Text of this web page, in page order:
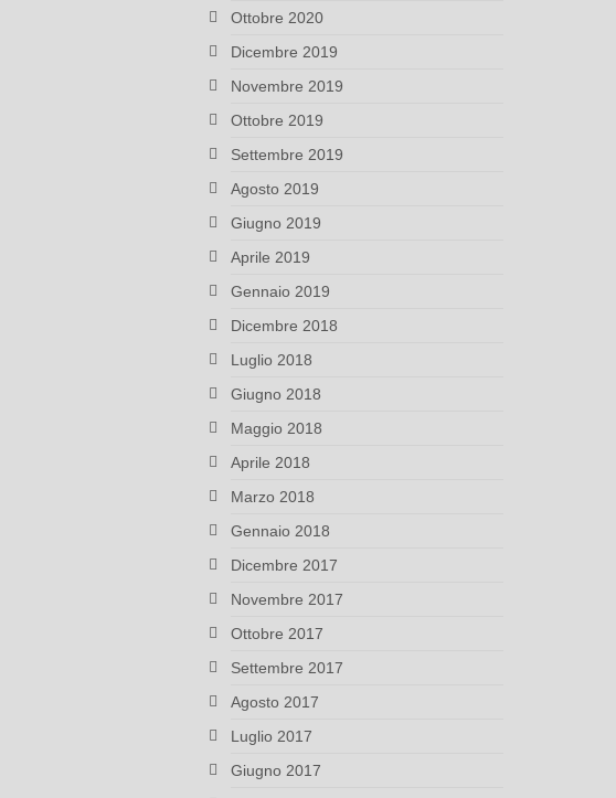
Ottobre 2020
Dicembre 2019
Novembre 2019
Ottobre 2019
Settembre 2019
Agosto 2019
Giugno 2019
Aprile 2019
Gennaio 2019
Dicembre 2018
Luglio 2018
Giugno 2018
Maggio 2018
Aprile 2018
Marzo 2018
Gennaio 2018
Dicembre 2017
Novembre 2017
Ottobre 2017
Settembre 2017
Agosto 2017
Luglio 2017
Giugno 2017